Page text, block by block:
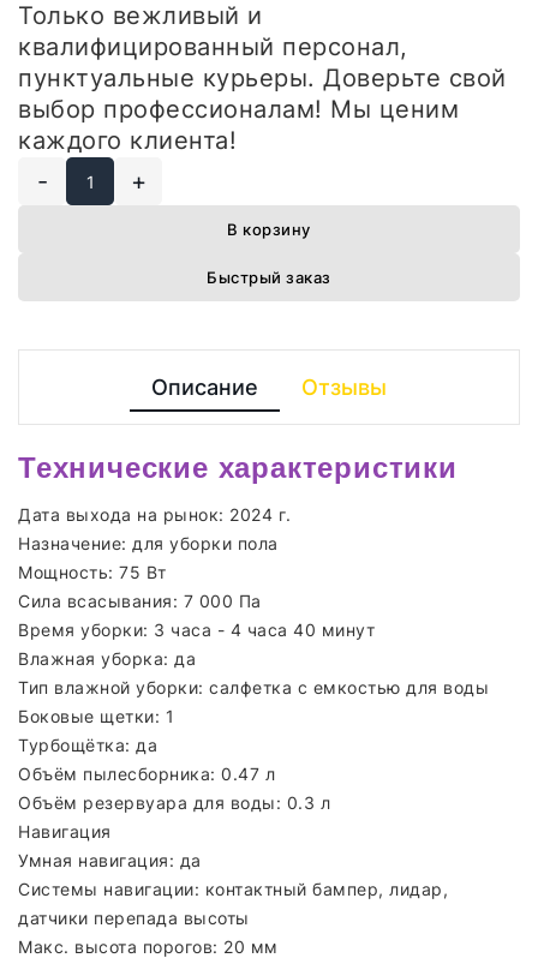
Только вежливый и
квалифицированный персонал,
пунктуальные курьеры. Доверьте свой
выбор профессионалам! Мы ценим
каждого клиента!
-
+
В корзину
Быстрый заказ
Описание Отзывы
Технические характеристики
Дата выхода на рынок: 2024 г.
Назначение: для уборки пола
Мощность: 75 Вт
Сила всасывания: 7 000 Па
Время уборки: 3 часа - 4 часа 40 минут
Влажная уборка: да
Тип влажной уборки: салфетка с емкостью для воды
Боковые щетки: 1
Турбощётка: да
Объём пылесборника: 0.47 л
Объём резервуара для воды: 0.3 л
Навигация
Умная навигация: да
Системы навигации: контактный бампер, лидар,
датчики перепада высоты
Макс. высота порогов: 20 мм